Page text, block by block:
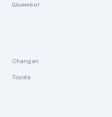
Шымкент
Changan
Toyota